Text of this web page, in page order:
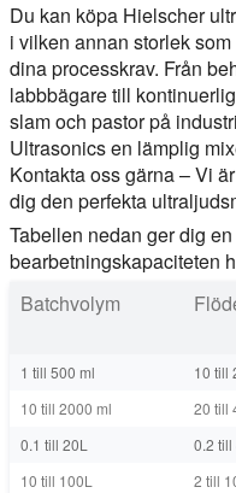
Du kan köpa Hielscher
i vilken annan storlek
dina processkrav. Från
labbbägare till
slam och pastor på
Ultrasonics en lämplig
Kontakta oss gärna – Vi
dig den perfekta
Tabellen nedan ger dig
bearbetningskapaciteten
Batchvolym
1 till 500 ml 10 till
10 till 2000 ml
20 till
0.1 till 20L
0.2 till
10 till 100L
2 till